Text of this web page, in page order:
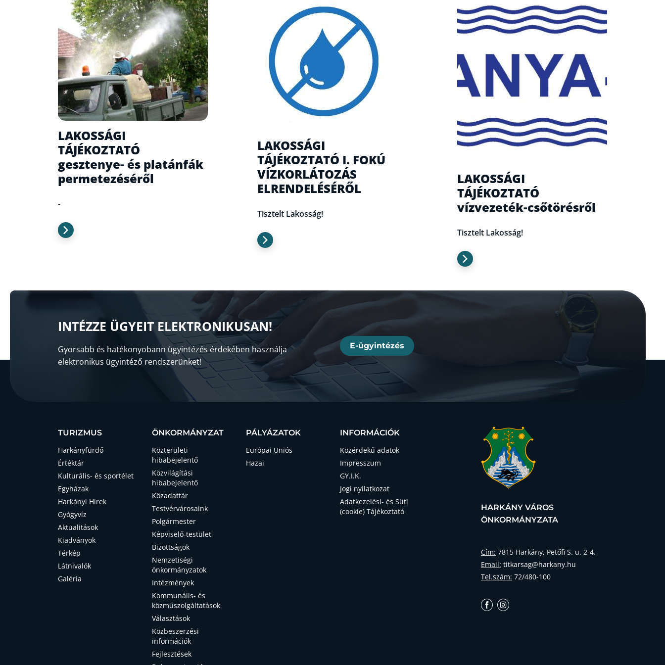
LAKOSSÁGI
TÁJÉKOZTATÓ
gesztenye- és platánfák
permetezéséről
-
LAKOSSÁGI
TÁJÉKOZTATÓ I. FOKÚ
VÍZKORLÁTOZÁS
ELRENDELÉSÉRŐL
Tisztelt Lakosság!
LAKOSSÁGI
TÁJÉKOZTATÓ
vízvezeték-csőtörésről
Tisztelt Lakosság!
INTÉZZE ÜGYEIT ELEKTRONIKUSAN!
Gyorsabb és hatékonyobann ügyintézés érdekében használja
elektronikus ügyintéző rendszerünket!
E-ügyintézés
TURIZMUS
Harkányfürdő
Értéktár
Kulturális- és sportélet
Egyházak
Harkányi Hírek
Gyógyvíz
Aktualitások
Kiadványok
Térkép
Látnivalók
Galéria
ÖNKORMÁNYZAT
Közterületi
hibabejelentő
Közvilágítási
hibabejelentő
Közadattár
Testvérvárosaink
Polgármester
Képviselő-testület
Bizottságok
Nemzetiségi
önkormányzatok
Intézmények
Kommunális- és
közműszolgáltatások
Választások
Közbeszerzési
információk
Fejlesztések
PÁLYÁZATOK
Európai Uniós
Hazai
INFORMÁCIÓK
Közérdekű adatok
Impresszum
GY.I.K.
Jogi nyilatkozat
Adatkezelési- és Süti
(cookie) Tájékoztató
HARKÁNY VÁROS
ÖNKORMÁNYZATA
Cím: 7815 Harkány, Petőfi S. u. 2-4.
Email: titkarsag@harkany.hu
Tel.szám: 72/480-100